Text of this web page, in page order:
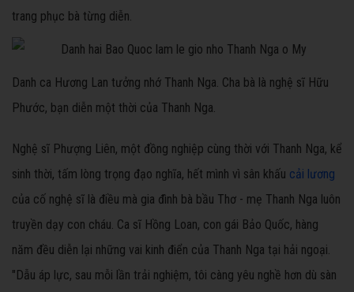
trang phục bà từng diễn.
Danh ca Hương Lan tưởng nhớ Thanh Nga. Cha bà là nghệ sĩ Hữu
Phước, bạn diễn một thời của Thanh Nga.
Nghệ sĩ Phượng Liên, một đồng nghiệp cùng thời với Thanh Nga, kể
sinh thời, tấm lòng trọng đạo nghĩa, hết mình vì sân khấu cải lương
của cố nghệ sĩ là điều mà gia đình bà bầu Thơ - mẹ Thanh Nga luôn
truyền dạy con cháu. Ca sĩ Hồng Loan, con gái Bảo Quốc, hàng
năm đều diễn lại những vai kinh điển của Thanh Nga tại hải ngoại.
"Dẫu áp lực, sau mỗi lần trải nghiệm, tôi càng yêu nghề hơn dù sàn